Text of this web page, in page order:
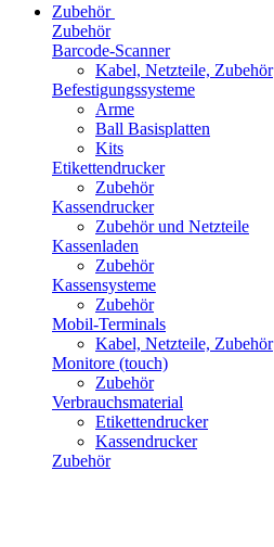
Zubehör
Zubehör
Barcode-Scanner
Kabel, Netzteile, Zubehör
Befestigungssysteme
Arme
Ball Basisplatten
Kits
Etikettendrucker
Zubehör
Kassendrucker
Zubehör und Netzteile
Kassenladen
Zubehör
Kassensysteme
Zubehör
Mobil-Terminals
Kabel, Netzteile, Zubehör
Monitore (touch)
Zubehör
Verbrauchsmaterial
Etikettendrucker
Kassendrucker
Zubehör